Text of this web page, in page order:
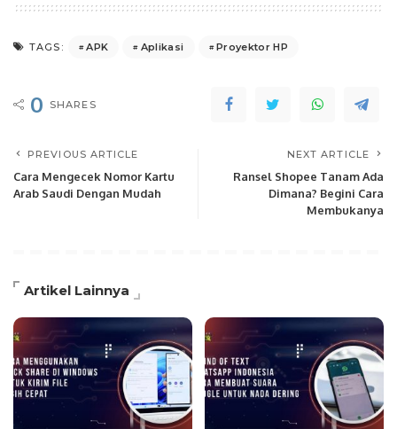
TAGS: APK Aplikasi Proyektor HP
0 SHARES
PREVIOUS ARTICLE
Cara Mengecek Nomor Kartu
Arab Saudi Dengan Mudah
NEXT ARTICLE
Ransel Shopee Tanam Ada
Dimana? Begini Cara
Membukanya
Artikel Lainnya